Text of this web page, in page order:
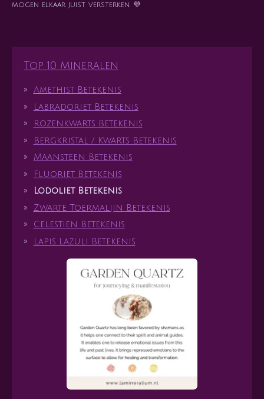
mogen elkaar juist versterken. 💜
Top 10 Mineralen
Amethist Betekenis
Labradoriet Betekenis
Rozenkwarts Betekenis
Bergkristal / Kwarts Betekenis
Maansteen Betekenis
Fluoriet Betekenis
Lodoliet Betekenis
Zwarte Toermalijn Betekenis
Celestien Betekenis
Lapis Lazuli Betekenis